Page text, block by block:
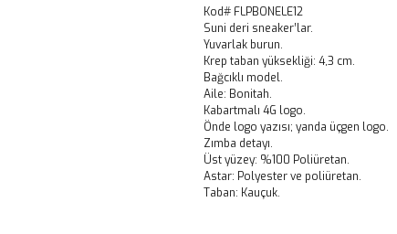
Kod# FLPBONELE12
Suni deri sneaker’lar.
Yuvarlak burun.
Krep taban yüksekliği: 4,3 cm.
Bağcıklı model.
Aile: Bonitah.
Kabartmalı 4G logo.
Önde logo yazısı; yanda üçgen logo.
Zımba detayı.
Üst yüzey: %100 Poliüretan.
Astar: Polyester ve poliüretan.
Taban: Kauçuk.